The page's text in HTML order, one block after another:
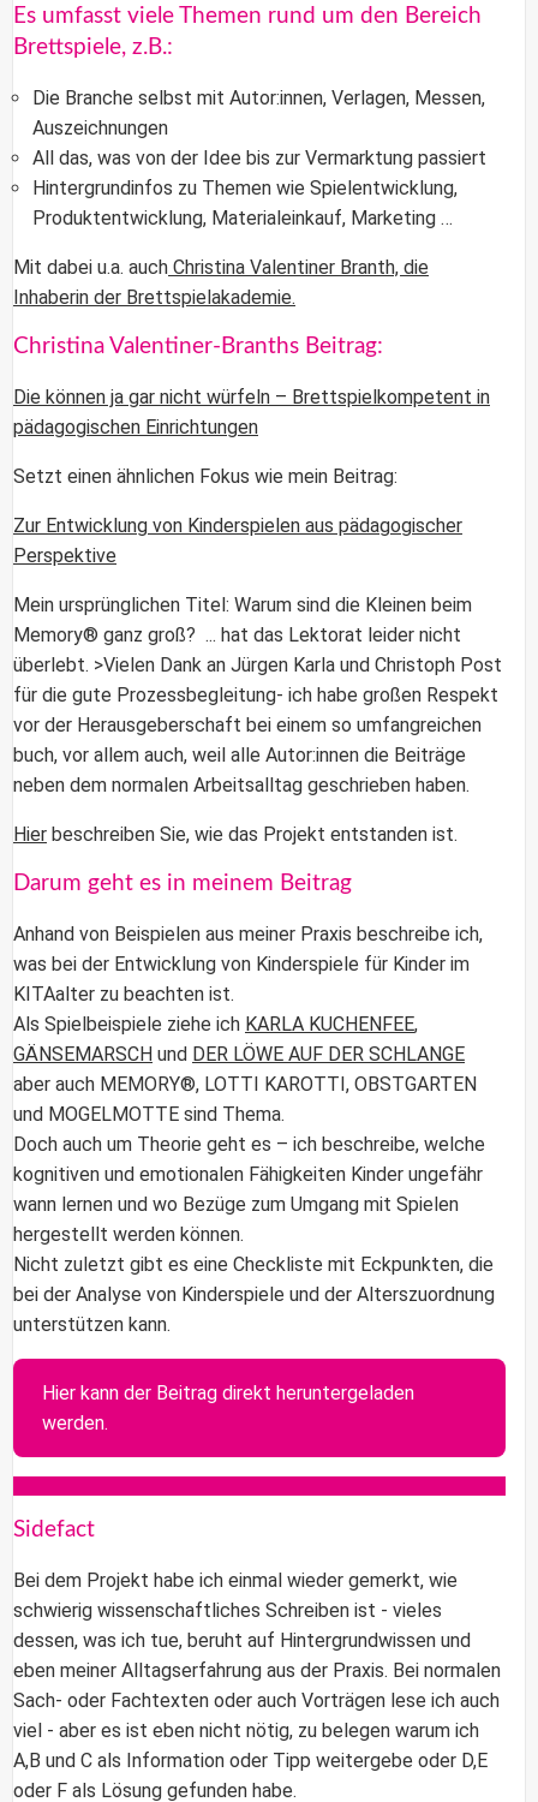
Es umfasst viele Themen rund um den Bereich
Brettspiele, z.B.:
Die Branche selbst mit Autor:innen, Verlagen, Messen,
Auszeichnungen
All das, was von der Idee bis zur Vermarktung passiert
Hintergrundinfos zu Themen wie Spielentwicklung,
Produktentwicklung, Materialeinkauf, Marketing …
Mit dabei u.a. auch Christina Valentiner Branth, die
Inhaberin der Brettspielakademie.
Christina Valentiner-Branths Beitrag:
Die können ja gar nicht würfeln – Brettspielkompetent in
pädagogischen Einrichtungen
Setzt einen ähnlichen Fokus wie mein Beitrag:
Zur Entwicklung von Kinderspielen aus pädagogischer
Perspektive
Mein ursprünglichen Titel: Warum sind die Kleinen beim
Memory® ganz groß? ... hat das Lektorat leider nicht
überlebt. >Vielen Dank an Jürgen Karla und Christoph Post
für die gute Prozessbegleitung- ich habe großen Respekt
vor der Herausgeberschaft bei einem so umfangreichen
buch, vor allem auch, weil alle Autor:innen die Beiträge
neben dem normalen Arbeitsalltag geschrieben haben.
Hier beschreiben Sie, wie das Projekt entstanden ist.
Darum geht es in meinem Beitrag
Anhand von Beispielen aus meiner Praxis beschreibe ich,
was bei der Entwicklung von Kinderspiele für Kinder im
KITAalter zu beachten ist.
Als Spielbeispiele ziehe ich KARLA KUCHENFEE,
GÄNSEMARSCH und DER LÖWE AUF DER SCHLANGE
aber auch MEMORY®, LOTTI KAROTTI, OBSTGARTEN
und MOGELMOTTE sind Thema.
Doch auch um Theorie geht es – ich beschreibe, welche
kognitiven und emotionalen Fähigkeiten Kinder ungefähr
wann lernen und wo Bezüge zum Umgang mit Spielen
hergestellt werden können.
Nicht zuletzt gibt es eine Checkliste mit Eckpunkten, die
bei der Analyse von Kinderspiele und der Alterszuordnung
unterstützen kann.
Hier kann der Beitrag direkt heruntergeladen
werden.
Sidefact
Bei dem Projekt habe ich einmal wieder gemerkt, wie
schwierig wissenschaftliches Schreiben ist - vieles
dessen, was ich tue, beruht auf Hintergrundwissen und
eben meiner Alltagserfahrung aus der Praxis. Bei normalen
Sach- oder Fachtexten oder auch Vorträgen lese ich auch
viel - aber es ist eben nicht nötig, zu belegen warum ich
A,B und C als Information oder Tipp weitergebe oder D,E
oder F als Lösung gefunden habe.